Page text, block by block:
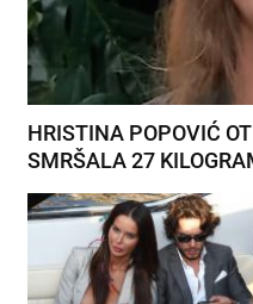
HRISTINA POPOVIĆ
SMRŠALA 27